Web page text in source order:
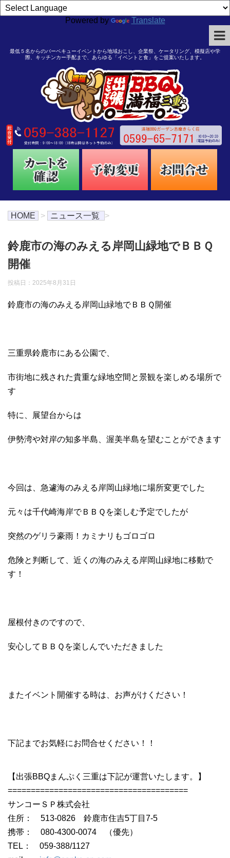
Powered by Translate
最低５名からのバーベキューイベントから地域おこし、企業祭、ケータリング、模擬店や学
際、キッチンカー手配まで、あらゆる「イベントと食」をご提案いたします。
HOME > ニュース一覧 >
鈴鹿市の海のみえる岸岡山緑地でＢＢＱ
開催
投稿日： 2025年8月31日
鈴鹿市の海のみえる岸岡山緑地でＢＢＱ開催
三重県鈴鹿市にある公園で、
市街地に残された貴重な緑地空間と景観を楽しめる場所で
す
特に、展望台からは
伊勢湾や対岸の知多半島、渥美半島を望むことができます
今回は、急遽海のみえる岸岡山緑地に場所変更でした
元々は千代崎海岸でＢＢＱを楽しむ予定でしたが
突然のゲリラ豪雨！カミナリもゴロゴロ
危険と判断して、近くの海のみえる岸岡山緑地に移動で
す！
屋根付きのですので、
安心してＢＢＱを楽しんでいただきました
またイベント開催する時は、お声がけください！
下記までお気軽にお問合せください！！
【出張BBQまんぷく三重は下記が運営いたします。】
=======================================
サンコーＳＰ株式会社
住所： 513-0826 鈴鹿市住吉5丁目7-5
携帯： 080-4300-0074 （優先）
TEL： 059-388/1127